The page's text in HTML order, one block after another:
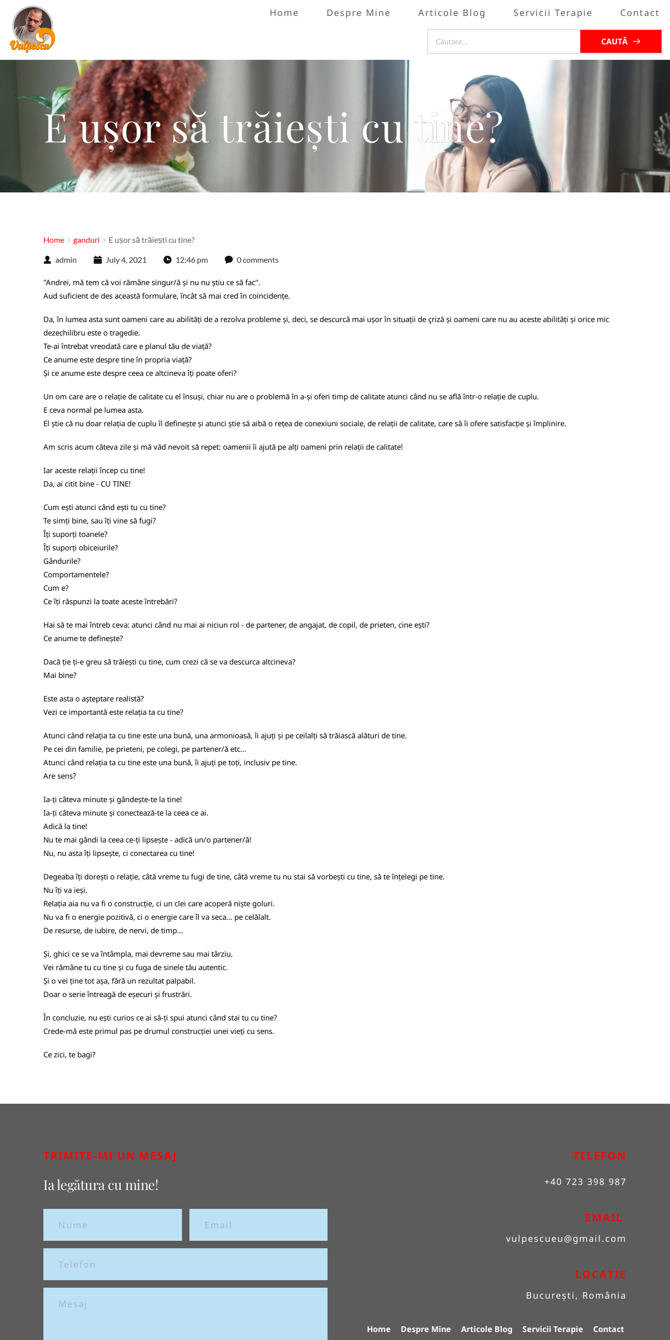
Home Despre Mine Articole Blog Servicii Terapie Contact
CAUTĂ
E ușor să trăiești cu tine?
Home ganduri E ușor să trăiești cu tine?
admin July 4, 2021 12:46 pm 0 comments
''Andrei, mă tem că voi rămâne singur/ă și nu nu știu ce să fac''.
Aud suficient de des această formulare, încât să mai cred în coincidențe.
Da, în lumea asta sunt oameni care au abilități de a rezolva probleme și, deci, se descurcă mai ușor în situații de çriză și oameni care nu au aceste abilități și orice mic
dezechilibru este o tragedie.
Te-ai întrebat vreodată care e planul tău de viață?
Ce anume este despre tine în propria viață?
Și ce anume este despre ceea ce altcineva îți poate oferi?
Un om care are o relație de calitate cu el însuși, chiar nu are o problemă în a-și oferi timp de calitate atunci când nu se află într-o relație de cuplu.
E ceva normal pe lumea asta.
El știe că nu doar relația de cuplu îl definește și atunci știe să aibă o rețea de conexiuni sociale, de relații de calitate, care să îi ofere satisfacție și împlinire.
Am scris acum câteva zile și mă văd nevoit să repet: oamenii îi ajută pe alți oameni prin relații de calitate!
Iar aceste relații încep cu tine!
Da, ai citit bine - CU TINE!
Cum ești atunci când ești tu cu tine?
Te simți bine, sau îți vine să fugi?
Îți suporți toanele?
Îți suporți obiceiurile?
Gândurile?
Comportamentele?
Cum e?
Ce îți răspunzi la toate aceste întrebări?
Hai să te mai întreb ceva: atunci când nu mai ai niciun rol - de partener, de angajat, de copil, de prieten, cine ești?
Ce anume te definește?
Dacă ție ți-e greu să trăiești cu tine, cum crezi că se va descurca altcineva?
Mai bine?
Este asta o așteptare realistă?
Vezi ce importantă este relația ta cu tine?
Atunci când relația ta cu tine este una bună, una armonioasă, îi ajuți și pe ceilalți să trăiască alături de tine.
Pe cei din familie, pe prieteni, pe colegi, pe partener/ă etc...
Atunci când relația ta cu tine este una bună, îi ajuți pe toți, inclusiv pe tine.
Are sens?
Ia-ți câteva minute și gândește-te la tine!
Ia-ți câteva minute și conectează-te la ceea ce ai.
Adică la tine!
Nu te mai gândi la ceea ce-ți lipsește - adică un/o partener/ă!
Nu, nu asta îți lipsește, ci conectarea cu tine!
Degeaba îți dorești o relație, câtă vreme tu fugi de tine, câtă vreme tu nu stai să vorbești cu tine, să te înțelegi pe tine.
Nu îți va ieși.
Relația aia nu va fi o construcție, ci un clei care acoperă niște goluri.
Nu va fi o energie pozitivă, ci o energie care îl va seca... pe celălalt.
De resurse, de iubire, de nervi, de timp...
Și, ghici ce se va întâmpla, mai devreme sau mai târziu.
Vei rămâne tu cu tine și cu fuga de sinele tău autentic.
Și o vei ține tot așa, fără un rezultat palpabil.
Doar o serie întreagă de eșecuri și frustrări.
În concluzie, nu ești curios ce ai să-ți spui atunci când stai tu cu tine?
Crede-mă este primul pas pe drumul construcției unei vieți cu sens.
Ce zici, te bagi?
TRIMITE-MI UN MESAJ
Ia legătura cu mine!
TELEFON
+40 723 398 987
EMAIL
vulpescueu@gmail.com
LOCAȚIE
București, România
Home Despre Mine Articole Blog Servicii Terapie Contact